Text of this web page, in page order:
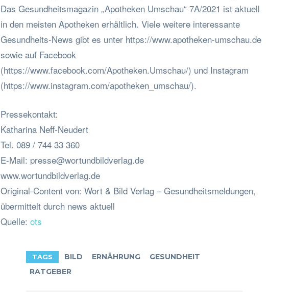
Das Gesundheitsmagazin „Apotheken Umschau“ 7A/2021 ist aktuell
in den meisten Apotheken erhältlich. Viele weitere interessante
Gesundheits-News gibt es unter https://www.apotheken-umschau.de
sowie auf Facebook
(https://www.facebook.com/Apotheken.Umschau/) und Instagram
(https://www.instagram.com/apotheken_umschau/).
Pressekontakt:
Katharina Neff-Neudert
Tel. 089 / 744 33 360
E-Mail: presse@wortundbildverlag.de
www.wortundbildverlag.de
Original-Content von: Wort & Bild Verlag – Gesundheitsmeldungen,
übermittelt durch news aktuell
Quelle: ots
TAGS BILD ERNÄHRUNG
GESUNDHEIT
RATGEBER